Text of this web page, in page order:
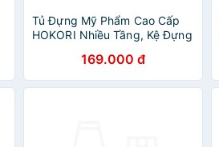
Tủ Đựng Mỹ Phẩm Cao Cấp
HOKORI Nhiều Tầng, Kệ Đựng
Nhiều Ngăn - Hàng chính
hãng
169.000 đ